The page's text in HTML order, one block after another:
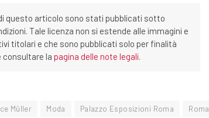
questo articolo sono stati pubblicati sotto
Tale licenza non si estende alle immagini e
titolari e che sono pubblicati solo per finalità
consultare la pagina delle note legali.
Müller Moda Palazzo Esposizioni Roma Roma